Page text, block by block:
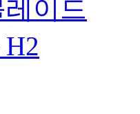
이드